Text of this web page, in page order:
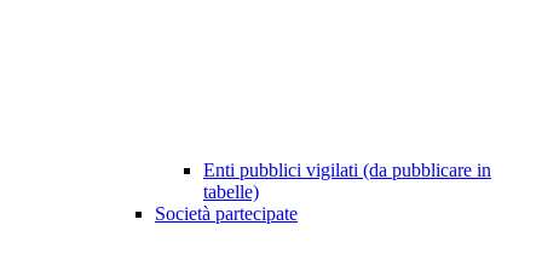
Enti pubblici vigilati (da pubblicare in
tabelle)
Società partecipate